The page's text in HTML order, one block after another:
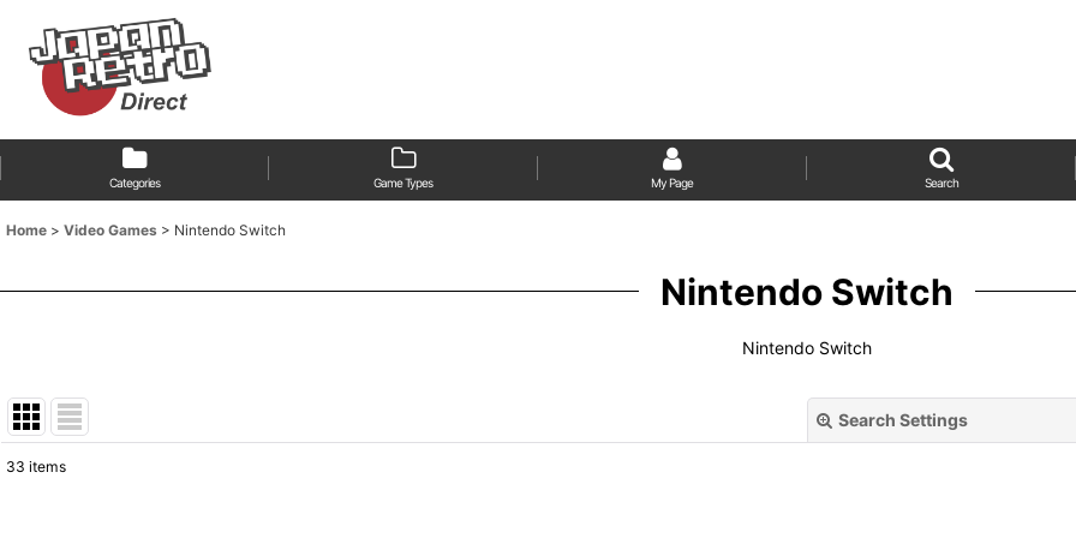
Categories Game Types My Page Search
Home > Video Games > Nintendo Switch
Nintendo Switch
Nintendo Switch
Search Settings
33 items